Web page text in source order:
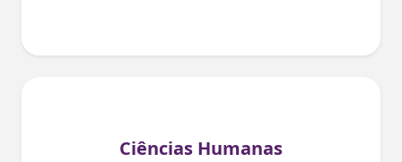
Ciências Humanas